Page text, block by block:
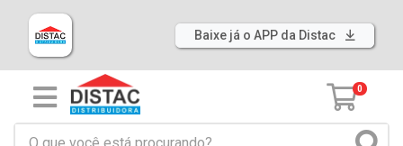
Baixe já o APP da Distac
0